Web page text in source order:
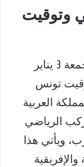
وتوقيت
تنطلق مواجهة تونس ضد مالي يوم الجمعة 3 يناير
09:00 مساءً بتوقيت تونس
المملكة العربية
الرياضي
ويأتي هذا